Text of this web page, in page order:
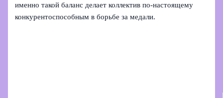
именно такой баланс делает коллектив по-настоящему
конкурентоспособным в борьбе за медали.